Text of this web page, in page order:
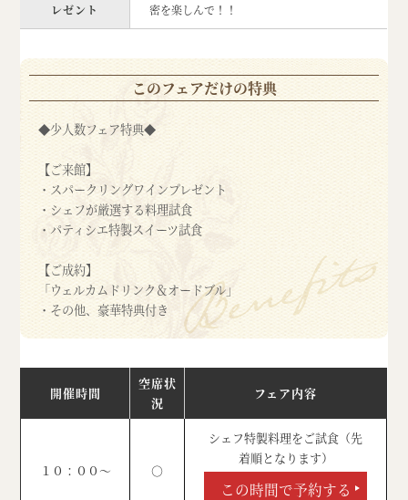
レゼント
密を楽しんで！！
このフェアだけの特典
◆少人数フェア特典◆
【ご来館】
・スパークリングワインプレゼント
・シェフが厳選する料理試食
・パティシエ特製スイーツ試食
【ご成約】
「ウェルカムドリンク＆オードブル」
・その他、豪華特典付き
開催時間
空席状
況
フェア内容
１０：００～ ○
シェフ特製料理をご試食（先
着順となります）
この時間で予約する